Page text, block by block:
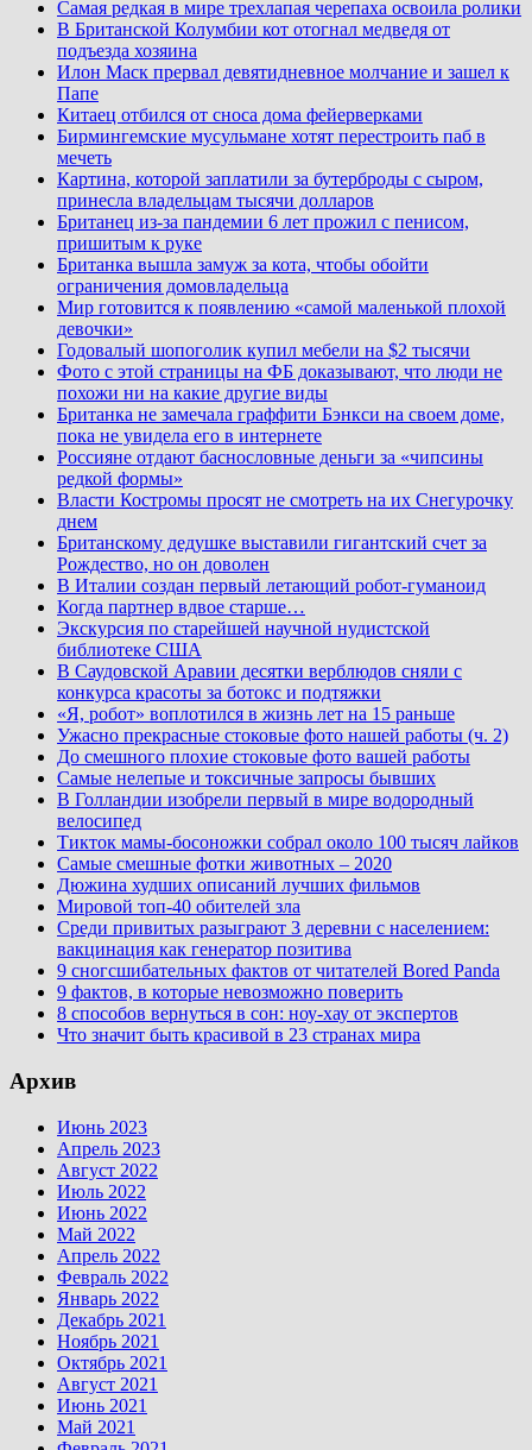
Самая редкая в мире трехлапая черепаха освоила ролики
В Британской Колумбии кот отогнал медведя от
подъезда хозяина
Илон Маск прервал девятидневное молчание и зашел к
Папе
Китаец отбился от сноса дома фейерверками
Бирмингемские мусульмане хотят перестроить паб в
мечеть
Картина, которой заплатили за бутерброды с сыром,
принесла владельцам тысячи долларов
Британец из-за пандемии 6 лет прожил с пенисом,
пришитым к руке
Британка вышла замуж за кота, чтобы обойти
ограничения домовладельца
Мир готовится к появлению «самой маленькой плохой
девочки»
Годовалый шопоголик купил мебели на $2 тысячи
Фото с этой страницы на ФБ доказывают, что люди не
похожи ни на какие другие виды
Британка не замечала граффити Бэнкси на своем доме,
пока не увидела его в интернете
Россияне отдают баснословные деньги за «чипсины
редкой формы»
Власти Костромы просят не смотреть на их Снегурочку
днем
Британскому дедушке выставили гигантский счет за
Рождество, но он доволен
В Италии создан первый летающий робот-гуманоид
Когда партнер вдвое старше…
Экскурсия по старейшей научной нудистской
библиотеке США
В Саудовской Аравии десятки верблюдов сняли с
конкурса красоты за ботокс и подтяжки
«Я, робот» воплотился в жизнь лет на 15 раньше
Ужасно прекрасные стоковые фото нашей работы (ч. 2)
До смешного плохие стоковые фото вашей работы
Самые нелепые и токсичные запросы бывших
В Голландии изобрели первый в мире водородный
велосипед
Тикток мамы-босоножки собрал около 100 тысяч лайков
Самые смешные фотки животных – 2020
Дюжина худших описаний лучших фильмов
Мировой топ-40 обителей зла
Среди привитых разыграют 3 деревни с населением:
вакцинация как генератор позитива
9 сногсшибательных фактов от читателей Bored Panda
9 фактов, в которые невозможно поверить
8 способов вернуться в сон: ноу-хау от экспертов
Что значит быть красивой в 23 странах мира
Архив
Июнь 2023
Апрель 2023
Август 2022
Июль 2022
Июнь 2022
Май 2022
Апрель 2022
Февраль 2022
Январь 2022
Декабрь 2021
Ноябрь 2021
Октябрь 2021
Август 2021
Июнь 2021
Май 2021